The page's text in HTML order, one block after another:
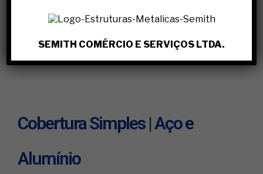
Montagem de
Coberturas Metálicas
Reforma deCoberturas Metálicas
Cobertura Simples | Aço e
Alumínio
SEMITH COMÉRCIO E SERVIÇOS LTDA.